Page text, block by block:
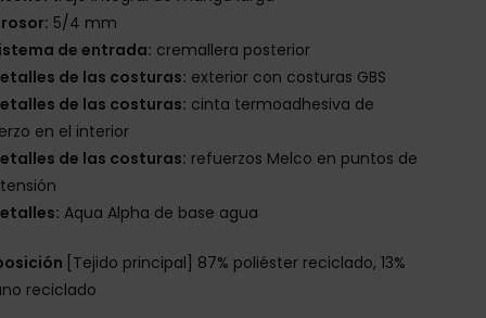
5/4 mm
de entrada: cremallera posterior
de las costuras: exterior con costuras GBS
de las costuras: cinta termoadhesiva de
en el interior
de las costuras: refuerzos Melco en puntos de
Aqua Alpha de base agua
[Tejido principal] 87% poliéster reciclado, 13%
reciclado